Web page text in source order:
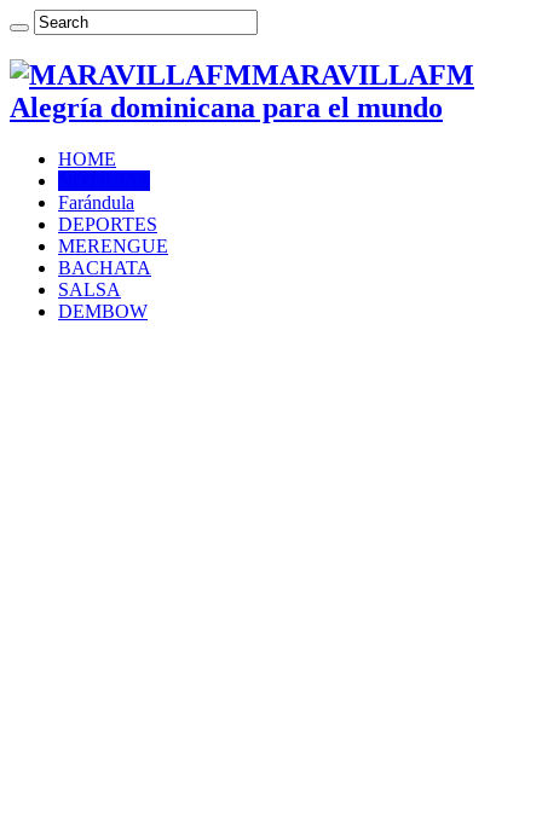
MARAVILLAFM
Alegría dominicana para el mundo
HOME
Farándula
DEPORTES
MERENGUE
BACHATA
SALSA
DEMBOW